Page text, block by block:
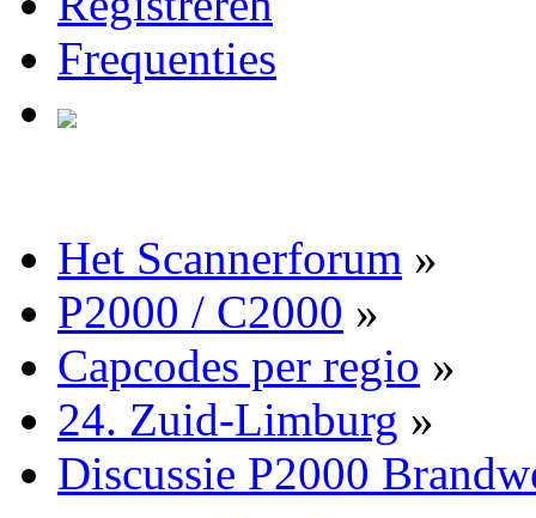
Frequenties
Het Scannerforum »
P2000 / C2000 »
Capcodes per regio »
24. Zuid-Limburg »
Discussie P2000